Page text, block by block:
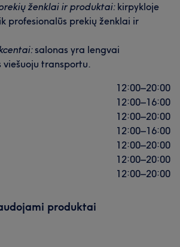
ženklai ir produktai: kirpykloje
profesionalūs prekių ženklai ir
salonas yra lengvai
viešuoju transportu.
12:00–20:00
12:00–16:00
12:00–20:00
12:00–16:00
12:00–20:00
12:00–20:00
12:00–20:00
produktai